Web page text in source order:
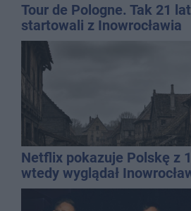
Tour de Pologne. Tak 21
startowali z Inowrocławia
Netflix pokazuje Polskę z
wtedy wyglądał